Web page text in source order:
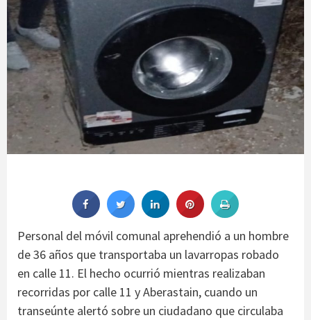
Personal del móvil comunal aprehendió a un hombre
de 36 años que transportaba un lavarropas robado
en calle 11. El hecho ocurrió mientras realizaban
recorridas por calle 11 y Aberastain, cuando un
transeúnte alertó sobre un ciudadano que circulaba